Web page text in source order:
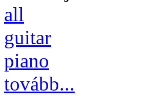
all
guitar
piano
tovább...